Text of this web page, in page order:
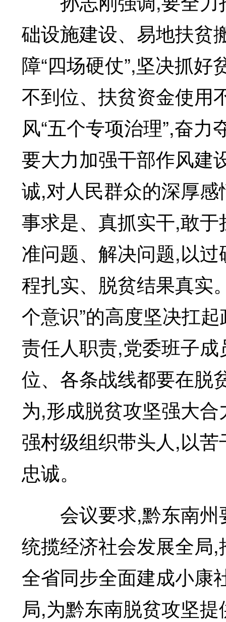
础设施建设、易地扶贫
障“四场硬仗”,坚决抓
不到位、扶贫资金使用
风“五个专项治理”,奋
要大力加强干部作风建
诚,对人民群众的深厚
事求是、真抓实干,敢
准问题、解决问题,以
程扎实、脱贫结果真实
个意识”的高度坚决扛
责任人职责,党委班子
位、各条战线都要在脱
为,形成脱贫攻坚强大
强村级组织带头人,以
忠诚。
会议要求,黔东南州
统揽经济社会发展全局
全省同步全面建成小康
局,为黔东南脱贫攻坚